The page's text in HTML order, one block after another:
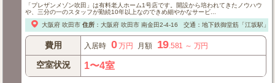
「プレザンメゾン吹田」は有料老人ホーム1号店です。開設から培われてきたノウハウ
や、三分の一のスタッフが勤続10年以上なのできめ細やかなサービ...
大阪府 吹田市 住所： 大阪府 吹田市南金田2-4-16 交通：地下鉄御堂筋「江坂駅」
費用 入居時 0万円 月額 19 .581 ～ 万円
空室状況 1〜4室